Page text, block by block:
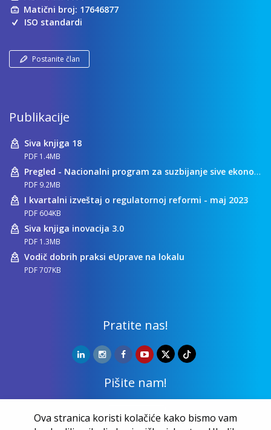
Matični broj: 17646877
ISO standardi
Postanite član
Publikacije
Siva knjiga 18
PDF 1.4MB
Pregled - Nacionalni program za suzbijanje sive ekonomije
PDF 9.2MB
I kvartalni izveštaj o regulatornoj reformi - maj 2023
PDF 604KB
Siva knjiga inovacija 3.0
PDF 1.3MB
Vodič dobrih praksi eUprave na lokalu
PDF 707KB
Pratite nas!
Pišite nam!
Kontakt
Ova stranica koristi kolačiće kako bismo vam